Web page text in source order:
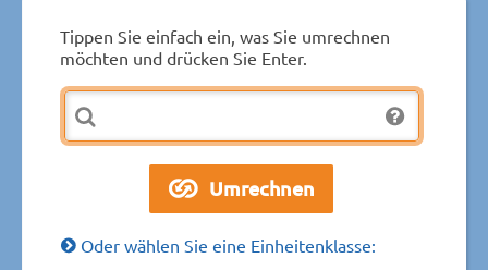
Tippen Sie einfach ein, was Sie umrechnen
möchten und drücken Sie Enter.
Oder wählen Sie eine Einheitenklasse: